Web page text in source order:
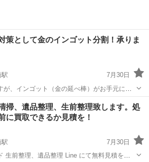
策として金のインゴット分割！承りま
7月30日
、インゴット（金の延べ棒）がお手元にあ
ム、1キログラムの延べ棒をそのまま売却する
ことになるかも知れません。 そこでご提案す
割（精錬...
橋駅 リサイクルショップ 買取
掃、遺品整理、生前整理致します。処
に買取できるか見積を！
7月30日
前整理、遺品整理 Line にて無料見積を致